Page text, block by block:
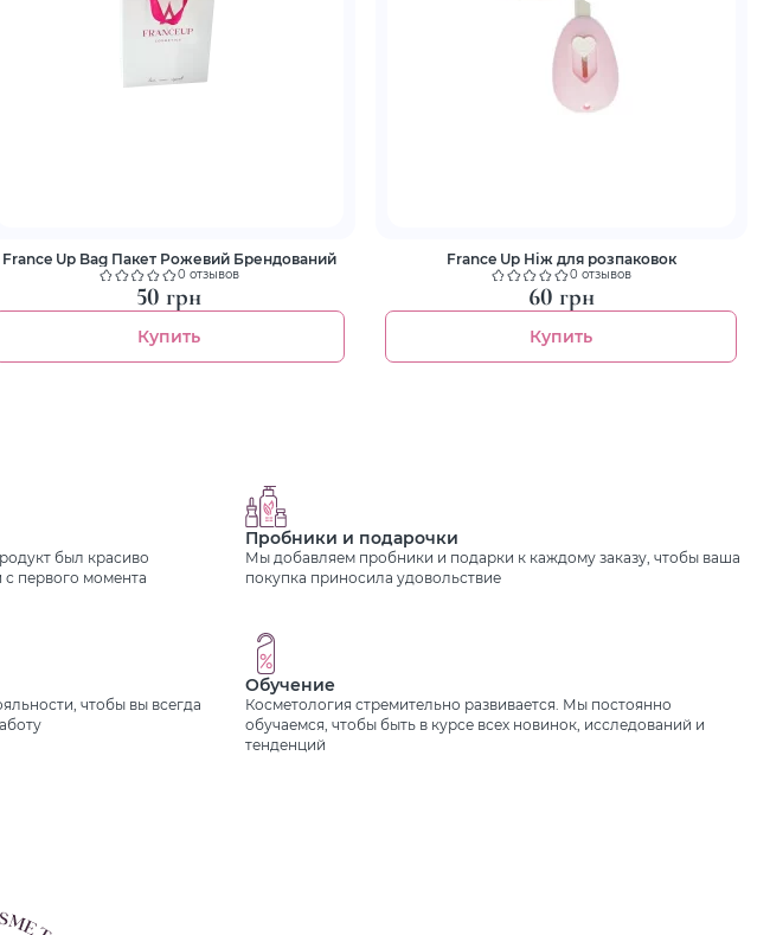
France Up Bag Пакет Рожевий Брендований
0 отзывов
50 грн
Купить
France Up Ніж для розпаковок
0 отзывов
60 грн
Купить
был красиво
с первого момента
Пробники и подарочки
Мы добавляем пробники и подарки к каждому заказу, чтобы ваша
покупка приносила удовольствие
чтобы вы всегда
Обучение
Косметология стремительно развивается. Мы постоянно
обучаемся, чтобы быть в курсе всех новинок, исследований и
тенденций